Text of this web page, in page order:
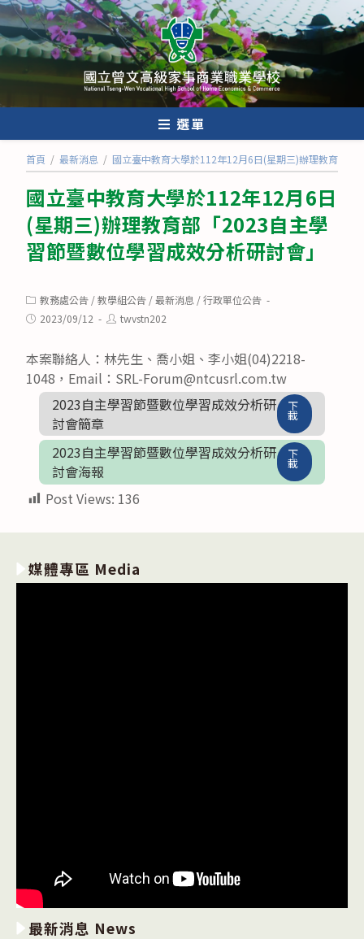
跳
轉
至
內
選單
首頁 / 最新消息 / 國立臺中教育大學於112年12月6日(星期三)辦理教育部
國立臺中教育大學於112年12月6日
(星期三)辦理教育部「2023自主學
習節暨數位學習成效分析研討會」
Post
category:
教務處公告 /教學組公告 /最新消息 /行政單位公告
Post2023/09/12
Posttwvstn202
本案聯絡人：林先生、喬小姐、李小姐(04)2218-
1048，Email：SRL-Forum@ntcusrl.com.tw
2023自主學習節暨數位學習成效分析研
討會簡章
下
載
2023自主學習節暨數位學習成效分析研
討會海報
下
載
Post Views: 136
媒體專區 Media
最新消息 News